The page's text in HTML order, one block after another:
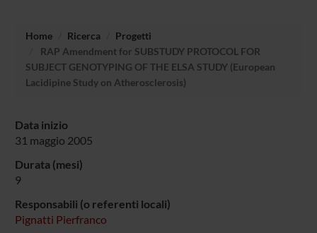
Home Ricerca
Progetti
RAP Amendment for SUBSTUDY PROTOCOL FOR
SUBJECT GENOTYPING OF THE ELSA STUDY (European
Lacidipine Study on Atherosclerosis)
Data inizio
31 maggio 2005
Durata (mesi)
9
Responsabili (o referenti locali)
Pignatti Pierfranco